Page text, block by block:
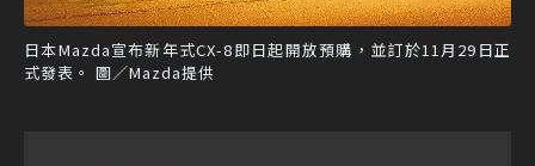
日本Mazda宣布新年式CX-8即日起開放預購，並訂於11月29日正
式發表。 圖／Mazda提供